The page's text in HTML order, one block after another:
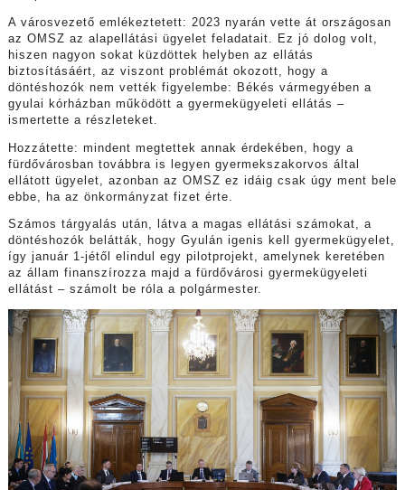
A városvezető emlékeztetett: 2023 nyarán vette át országosan
az OMSZ az alapellátási ügyelet feladatait. Ez jó dolog volt,
hiszen nagyon sokat küzdöttek helyben az ellátás
biztosításáért, az viszont problémát okozott, hogy a
döntéshozók nem vették figyelembe: Békés vármegyében a
gyulai kórházban működött a gyermekügyeleti ellátás –
ismertette a részleteket.
Hozzátette: mindent megtettek annak érdekében, hogy a
fürdővárosban továbbra is legyen gyermekszakorvos által
ellátott ügyelet, azonban az OMSZ ez idáig csak úgy ment bele
ebbe, ha az önkormányzat fizet érte.
Számos tárgyalás után, látva a magas ellátási számokat, a
döntéshozók belátták, hogy Gyulán igenis kell gyermekügyelet,
így január 1-jétől elindul egy pilotprojekt, amelynek keretében
az állam finanszírozza majd a fürdővárosi gyermekügyeleti
ellátást – számolt be róla a polgármester.